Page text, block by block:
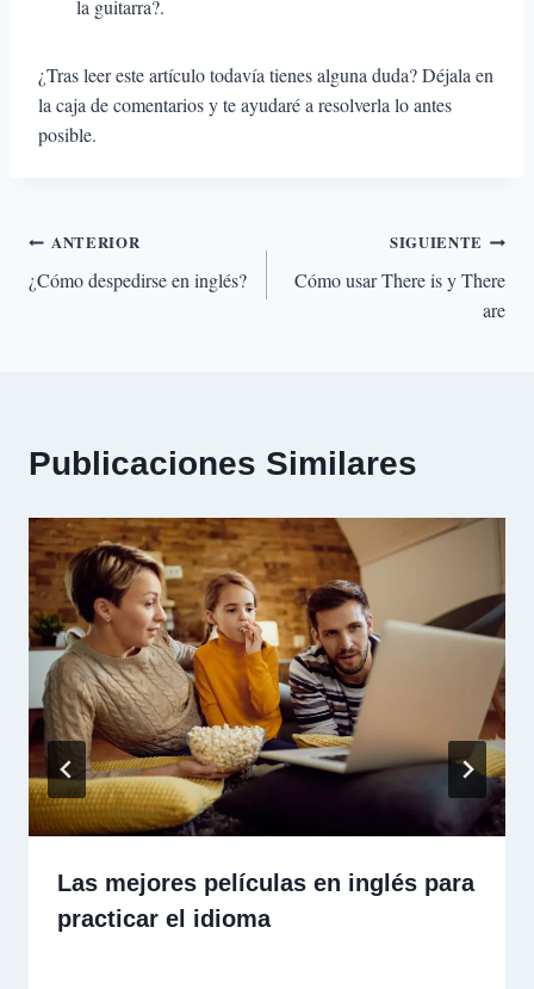
la guitarra?.
¿Tras leer este artículo todavía tienes alguna duda? Déjala en
la caja de comentarios y te ayudaré a resolverla lo antes
posible.
Navegación
de
ANTERIOR
¿Cómo despedirse en inglés?
SIGUIENTE
Cómo usar There is y There
are
Publicaciones Similares
Las mejores películas en inglés para
practicar el idioma